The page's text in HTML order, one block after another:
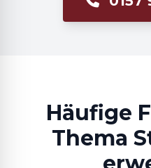
Häufige
Thema